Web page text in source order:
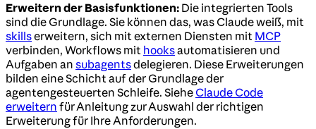
Erweitern der Basisfunktionen: Die integrierten Tools
sind die Grundlage. Sie können das, was Claude weiß, mit
skillserweitern, sich mit externen Diensten mit MCP
verbinden, Workflows mit hooksautomatisieren und
Aufgaben an subagentsdelegieren. Diese Erweiterungen
bilden eine Schicht auf der Grundlage der
agentengesteuerten Schleife. SieheClaude Code
erweitern für Anleitung zur Auswahl der richtigen
Erweiterung für Ihre Anforderungen.